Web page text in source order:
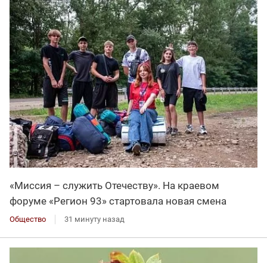
«Миссия – служить Отечеству». На краевом
форуме «Регион 93» стартовала новая смена
Общество 31 минуту назад